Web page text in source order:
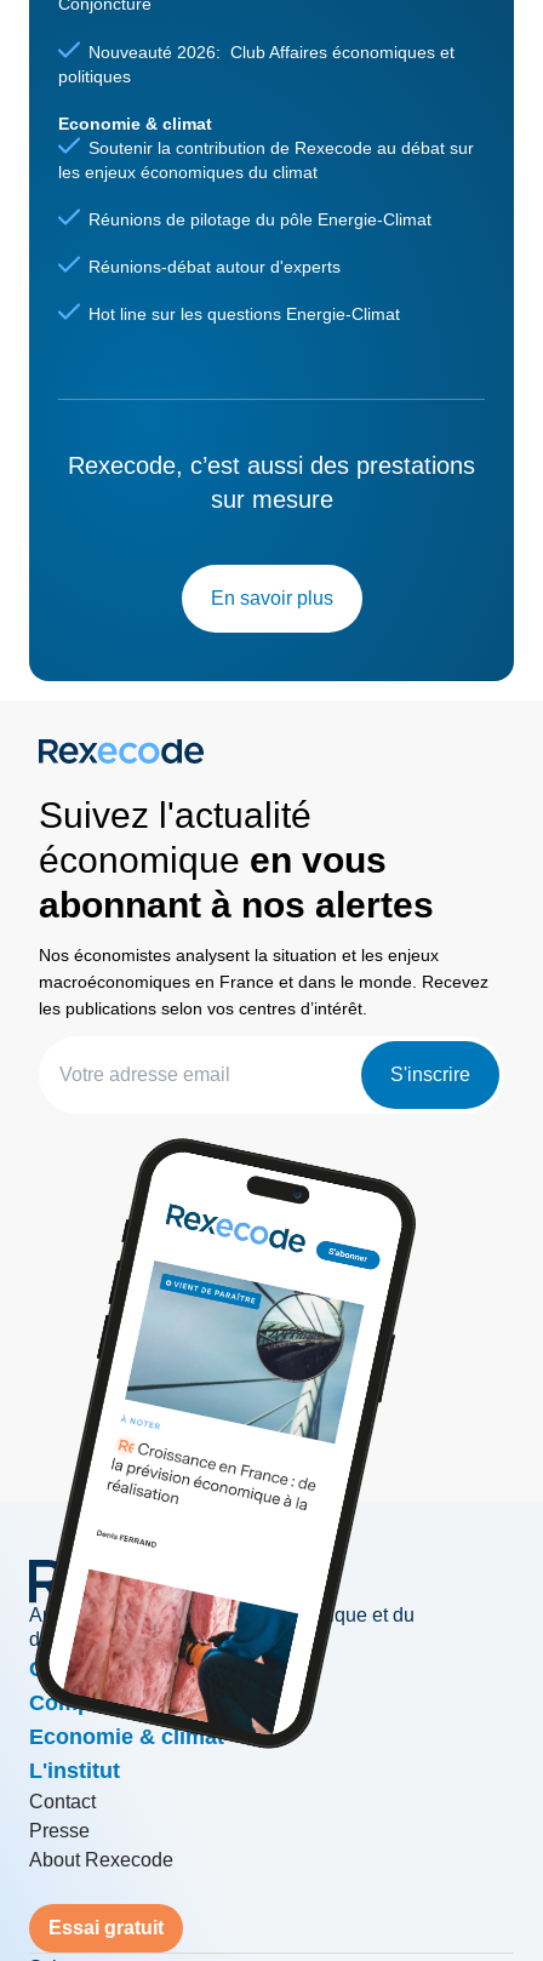
Conjoncture
Nouveauté 2026: Club Affaires économiques et
politiques
Economie & climat
Soutenir la contribution de Rexecode au débat sur
les enjeux économiques du climat
Réunions de pilotage du pôle Energie-Climat
Réunions-débat autour d'experts
Hot line sur les questions Energie-Climat
Rexecode, c’est aussi des prestations
sur mesure
En savoir plus
Suivez l'actualité
économique en vous
abonnant à nos alertes
Nos économistes analysent la situation et les enjeux
macroéconomiques en France et dans le monde. Recevez
les publications selon vos centres d’intérêt.
S'inscrire
Au service de l'information économique et du
développement des entreprises
Conjoncture & prévisions
Compétitivité & croissance
Economie & climat
L'institut
Contact
Presse
About Rexecode
Essai gratuit